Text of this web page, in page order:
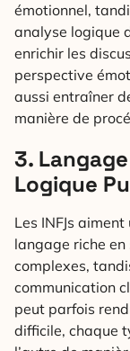
émotionnel,
analyse logique
enrichir les
perspective
aussi entraîner
manière de
3.
Logique
Les INFJs
langage riche
complexes,
communication
peut parfois
difficile, chaque